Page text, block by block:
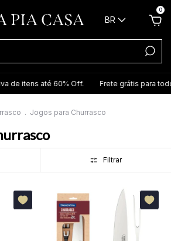
BR
0
60% Off. Frete grátis para todo Brasil
. Jogos para Churrasco
Filtrar